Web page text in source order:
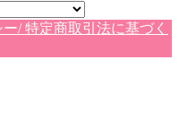
/ 特定商取引法に基づく